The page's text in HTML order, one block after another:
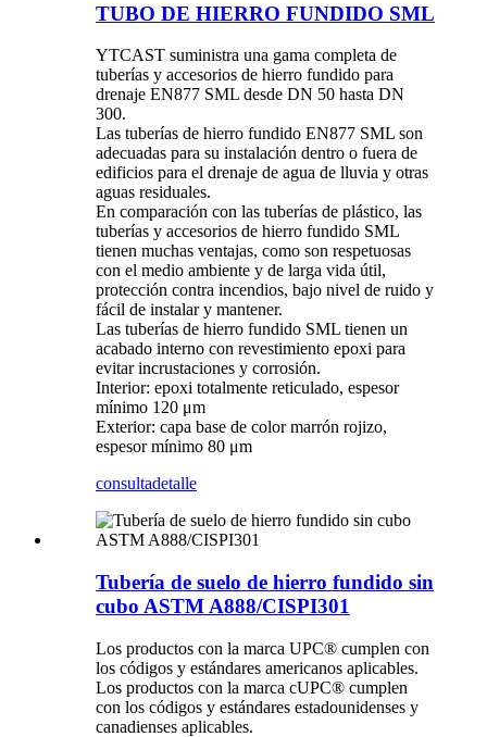
TUBO DE HIERRO FUNDIDO SML
YTCAST suministra una gama completa de
tuberías y accesorios de hierro fundido para
drenaje EN877 SML desde DN 50 hasta DN
300.
Las tuberías de hierro fundido EN877 SML son
adecuadas para su instalación dentro o fuera de
edificios para el drenaje de agua de lluvia y otras
aguas residuales.
En comparación con las tuberías de plástico, las
tuberías y accesorios de hierro fundido SML
tienen muchas ventajas, como son respetuosas
con el medio ambiente y de larga vida útil,
protección contra incendios, bajo nivel de ruido y
fácil de instalar y mantener.
Las tuberías de hierro fundido SML tienen un
acabado interno con revestimiento epoxi para
evitar incrustaciones y corrosión.
Interior: epoxi totalmente reticulado, espesor
mínimo 120 μm
Exterior: capa base de color marrón rojizo,
espesor mínimo 80 μm
consultadetalle
Tubería de suelo de hierro fundido sin
cubo ASTM A888/CISPI301
Los productos con la marca UPC® cumplen con
los códigos y estándares americanos aplicables.
Los productos con la marca cUPC® cumplen
con los códigos y estándares estadounidenses y
canadienses aplicables.